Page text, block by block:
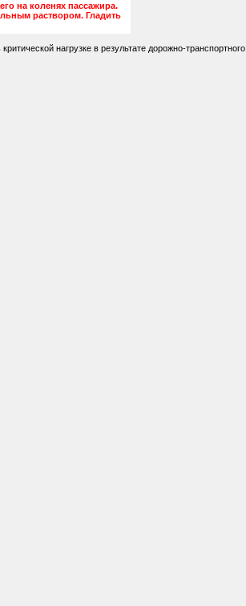
на коленях пассажира.
раствором. Гладить
нагрузке в результате дорожно-транспортного